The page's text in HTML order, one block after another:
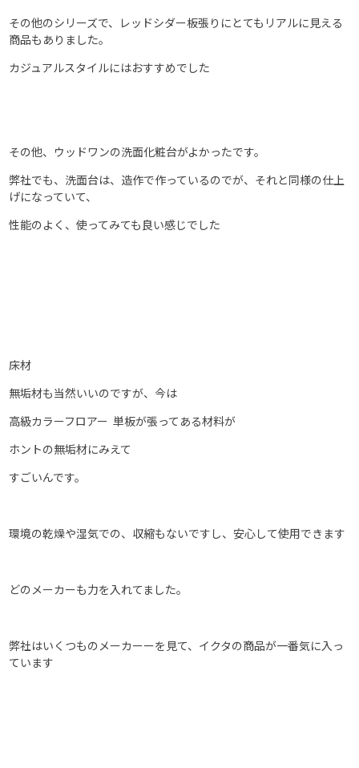
その他のシリーズで、レッドシダー板張りにとてもリアルに見える
商品もありました。
カジュアルスタイルにはおすすめでした
その他、ウッドワンの洗面化粧台がよかったです。
弊社でも、洗面台は、造作で作っているのでが、それと同様の仕上
げになっていて、
性能のよく、使ってみても良い感じでした
床材
無垢材も当然いいのですが、今は
高級カラーフロアー 単板が張ってある材料が
ホントの無垢材にみえて
すごいんです。
環境の乾燥や湿気での、収縮もないですし、安心して使用できます
どのメーカーも力を入れてました。
弊社はいくつものメーカーーを見て、イクタの商品が一番気に入っ
ています